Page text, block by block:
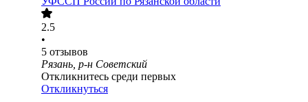
2.5
•
5 отзывов
Рязань, р-н Советский
Откликнитесь среди первых
Откликнуться